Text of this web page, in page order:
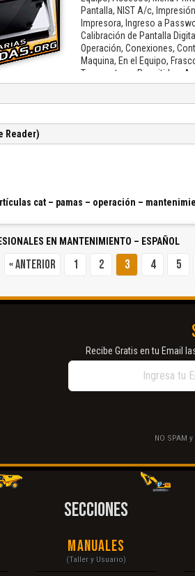
Pantalla, NIST A/c,
Impresora, Ingreso a
Calibración de Pantalla
Operación, Conexiones,
Maquina, En el Equipo,
Temperaturas Permitidas,
Conductos de Entrada y
Reader)
cat – pamas – operación –
EN MANTENIMIENTO – ESPAÑOL
« Anterior 1 2 3 4 5
Recibe Gratis en tu Email
NO SPAM
SECCIONES
Manuales
(Taller y Usuario)